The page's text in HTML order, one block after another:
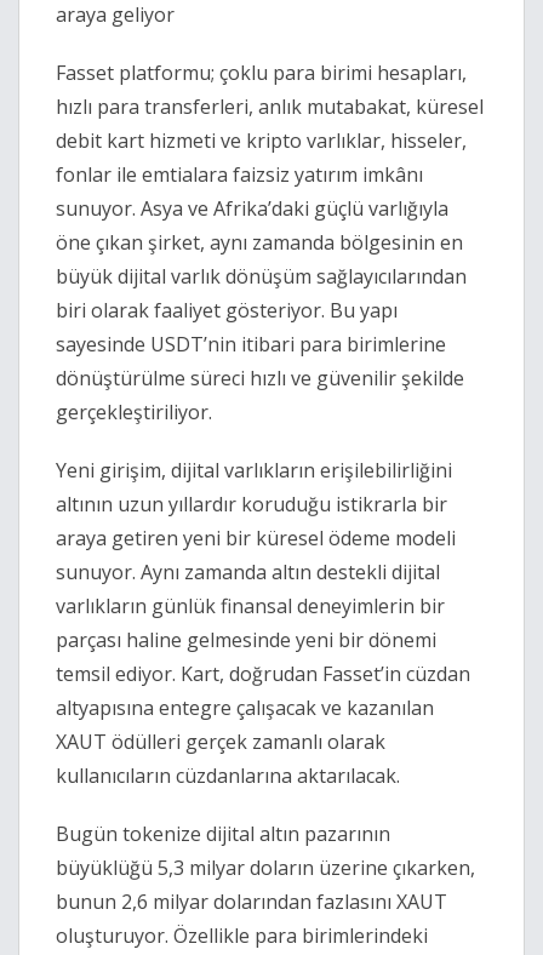
araya geliyor
Fasset platformu; çoklu para birimi hesapları,
hızlı para transferleri, anlık mutabakat, küresel
debit kart hizmeti ve kripto varlıklar, hisseler,
fonlar ile emtialara faizsiz yatırım imkânı
sunuyor. Asya ve Afrika’daki güçlü varlığıyla
öne çıkan şirket, aynı zamanda bölgesinin en
büyük dijital varlık dönüşüm sağlayıcılarından
biri olarak faaliyet gösteriyor. Bu yapı
sayesinde USDT’nin itibari para birimlerine
dönüştürülme süreci hızlı ve güvenilir şekilde
gerçekleştiriliyor.
Yeni girişim, dijital varlıkların erişilebilirliğini
altının uzun yıllardır koruduğu istikrarla bir
araya getiren yeni bir küresel ödeme modeli
sunuyor. Aynı zamanda altın destekli dijital
varlıkların günlük finansal deneyimlerin bir
parçası haline gelmesinde yeni bir dönemi
temsil ediyor. Kart, doğrudan Fasset’in cüzdan
altyapısına entegre çalışacak ve kazanılan
XAUT ödülleri gerçek zamanlı olarak
kullanıcıların cüzdanlarına aktarılacak.
Bugün tokenize dijital altın pazarının
büyüklüğü 5,3 milyar doların üzerine çıkarken,
bunun 2,6 milyar dolarından fazlasını XAUT
oluşturuyor. Özellikle para birimlerindeki